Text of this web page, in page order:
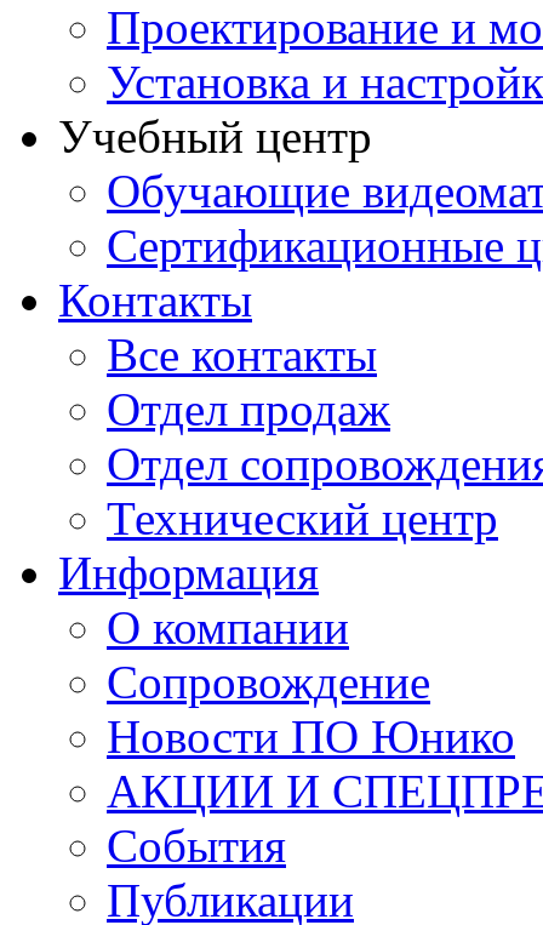
Проектирование и
Установка и
Учебный центр
Обучающие
Сертификационные
Контакты
Все контакты
Отдел продаж
Отдел
Технический центр
Информация
О компании
Сопровождение
Новости ПО Юнико
АКЦИИ И
События
Публикации